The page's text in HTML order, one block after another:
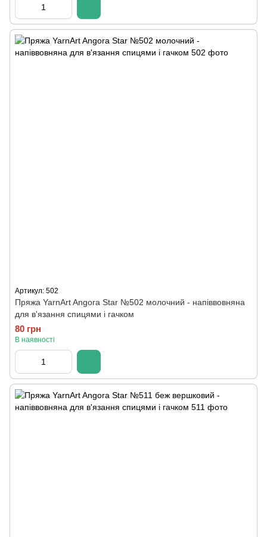
Артикул: 502
Пряжа YarnArt Angora Star №502 молочний - напіввовняна
для в'язання спицями і гачком
80 грн
В наявності